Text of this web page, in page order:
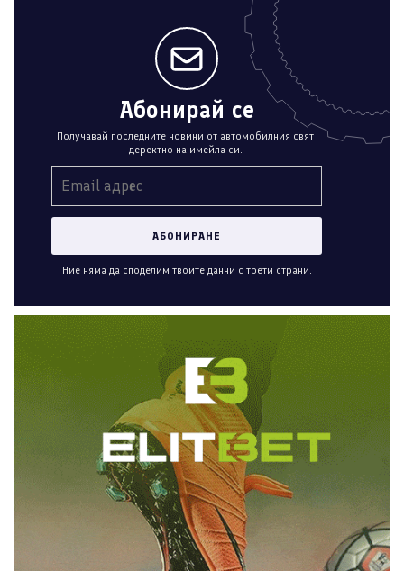
Абонирай се
Получавай последните новини от автомобилния свят
деректно на имейла си.
Ние няма да споделим твоите данни с трети страни.